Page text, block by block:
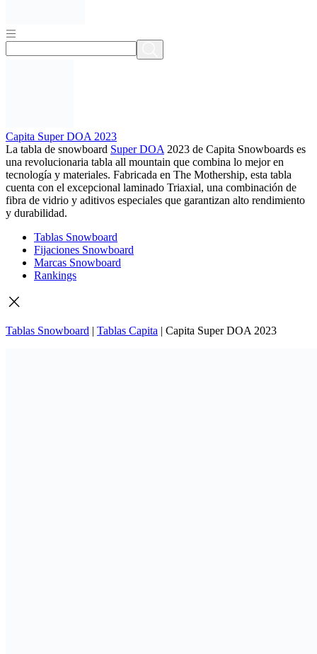
Capita Super DOA 2023
La tabla de snowboard Super DOA 2023 de Capita Snowboards es
una revolucionaria tabla all mountain que combina lo mejor en
tecnología y materiales. Fabricada en The Mothership, esta tabla
cuenta con el excepcional laminado Triaxial, una combinación de
fibra de vidrio y aditivos especiales que garantizan alto rendimiento
y durabilidad.
Tablas Snowboard
Fijaciones Snowboard
Marcas Snowboard
Rankings
Tablas Snowboard | Tablas Capita | Capita Super DOA 2023